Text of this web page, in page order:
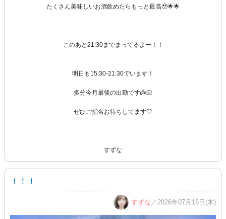
たくさん美味しいお酒飲めたらもっと最高🥹🌟🌟
このあと21:30までまってるよー！！
明日も15:30-21:30でいます！
多分今月最後の出勤です👼🏻
ぜひご指名お待ちしてます🤍
すずな
！！！
すずな ／2026年07月16日(木)